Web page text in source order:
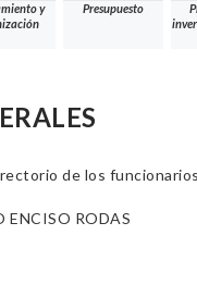
y
Presupuesto
de los
ENCISO RODAS